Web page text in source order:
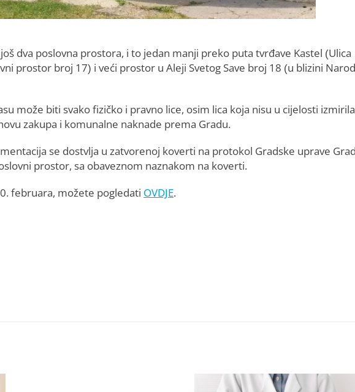
dva poslovna prostora, i to jedan manji preko puta tvrđave Kastel (Ulica
prostor broj 17) i veći prostor u Aleji Svetog Save broj 18 (u blizini
može biti svako fizičko i pravno lice, osim lica koja nisu u cijelosti izmirila
zakupa i komunalne naknade prema Gradu.
se dostvlja u zatvorenoj koverti na protokol Gradske uprave
prostor, sa obaveznom naznakom na koverti.
februara, možete pogledati OVDJE.